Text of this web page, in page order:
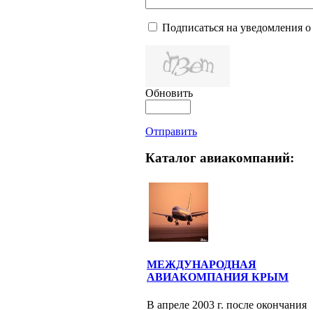
Подписаться на уведомления
Обновить
Отправить
Каталог авиакомпаний:
МЕЖДУНАРОДНАЯ
АВИАКОМПАНИЯ КРЫМ
В апреле 2003 г. после окончания